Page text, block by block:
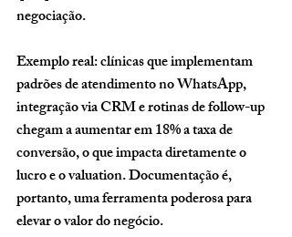
negociação.
Exemplo real: clínicas que implementam
padrões de atendimento no WhatsApp,
integração via CRM e rotinas de follow-up
chegam a aumentar em 18% a taxa de
conversão, o que impacta diretamente o
lucro e o valuation. Documentação é,
portanto, uma ferramenta poderosa para
elevar o valor do negócio.